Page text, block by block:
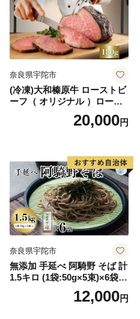
奈良県宇陀市
(冷凍)大和榛原牛 ローストビ
ーフ（ オリジナル ）ロース
ト 180g ／ふるさと納税 和牛
父の日 母の日 ギフト 黒毛和
し源 本店
20,000円
奈良県宇陀市
無添加 手延べ 阿騎野 そば 計
1.5キロ (1袋:50g×5束)×6袋／
蕎麦 麺 保存食 年越しそば お
取り寄せ ギフト 芳岡 奈良県
12,000円